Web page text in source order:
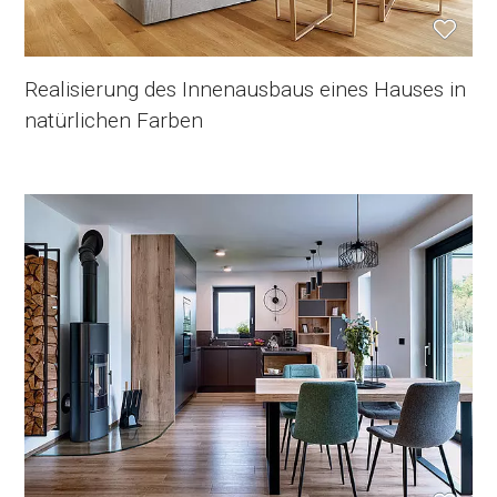
Realisierung des Innenausbaus eines Hauses in
natürlichen Farben